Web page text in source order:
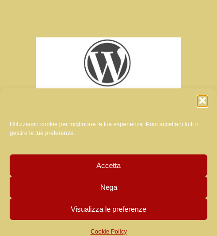
Utilizziamo cookie per migliorare la tua esperienza. Puoi accettarli tutti o
gestire le tue preferenze.
Accetta
Nega
Visualizza le preferenze
Cookie Policy
ratrice del sito di questa rivista: